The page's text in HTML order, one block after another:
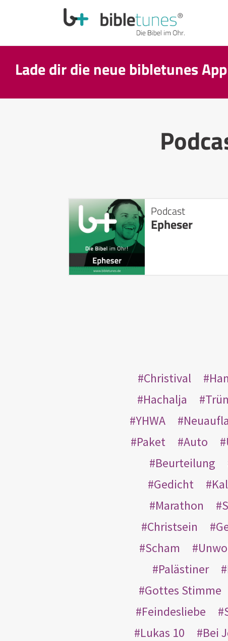
Lade dir die neue bibletunes
Podcast
Epheser
Christival
Hachalja
YHWA
Paket
Auto
Beurteilung
Gedicht
Marathon
Christsein
Scham
Palästiner
Gottes Stimme
Feindesliebe
Lukas 10
Bei